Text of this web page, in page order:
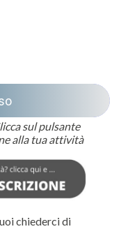
sul pulsante
alla tua attività
chiederci di